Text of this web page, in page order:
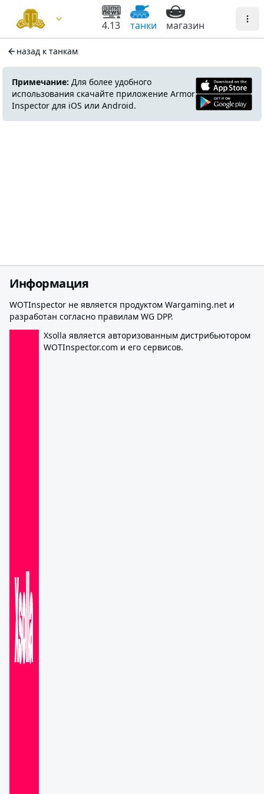
4.13 танки магазин
назад к танкам
Примечание: Для более удобного
использования скачайте приложение Armor
Inspector для iOS или Android.
Информация
WOTInspector не является продуктом Wargaming.net и
разработан согласно правилам WG DPP.
Xsolla является авторизованным дистрибьютором
WOTInspector.com и его сервисов.